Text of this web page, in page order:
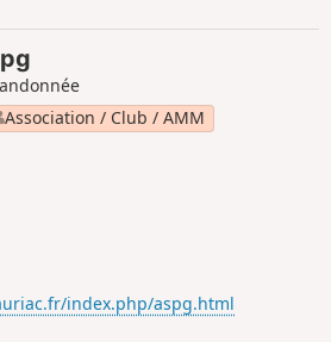
Association / Club / AMM
index.php/aspg.html